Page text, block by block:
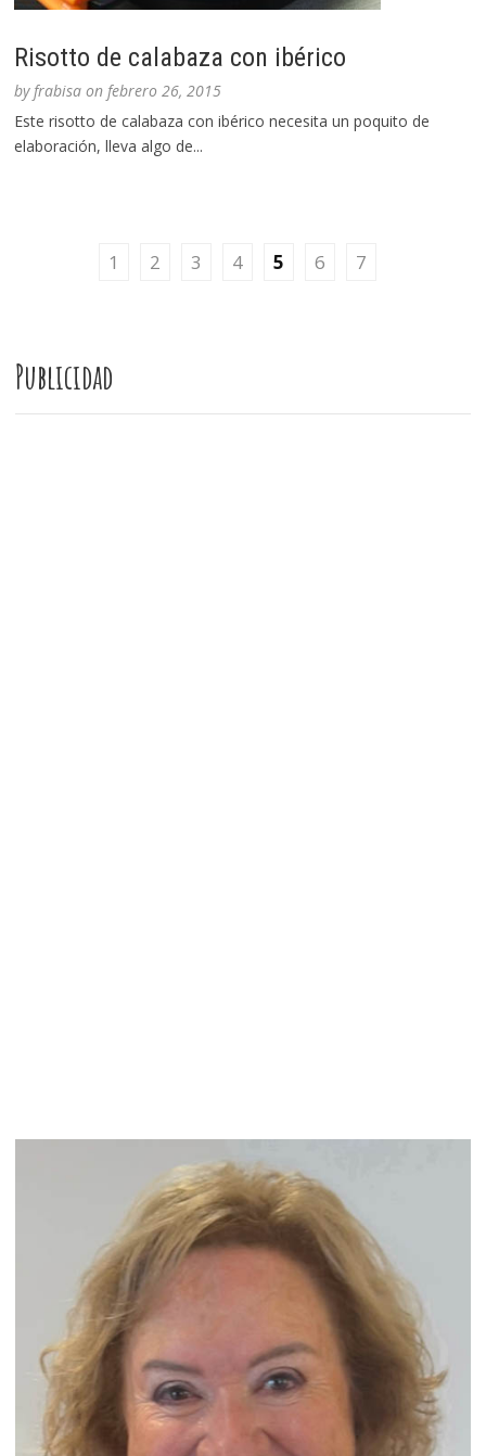
Risotto de calabaza con ibérico
byfrabisa onfebrero 26, 2015
Este risotto de calabaza con ibérico necesita un poquito de
elaboración, lleva algo de...
1 2 3 4 5 6 7
Publicidad